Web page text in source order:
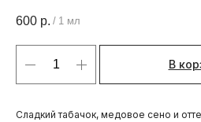
600 р. / 1 мл
В
Cладкий табачок, медовое сено и